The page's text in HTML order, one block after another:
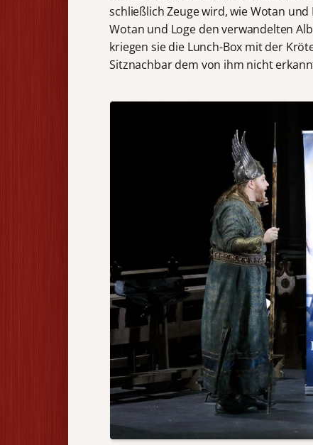
schließlich Zeuge wird, wie Wotan
Wotan und Loge den verwandelten
kriegen sie die Lunch-Box mit der
Sitznachbar dem von ihm nicht